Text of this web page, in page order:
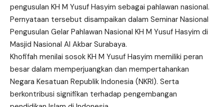
pengusulan KH M Yusuf Hasyim sebagai pahlawan nasional.
Pernyataan tersebut disampaikan dalam Seminar Nasional
Pengusulan Gelar Pahlawan Nasional KH M Yusuf Hasyim di
Masjid Nasional Al Akbar Surabaya.
Khofifah menilai sosok KH M Yusuf Hasyim memiliki peran
besar dalam memperjuangkan dan mempertahankan
Negara Kesatuan Republik Indonesia (NKRI). Serta
berkontribusi signifikan terhadap pengembangan